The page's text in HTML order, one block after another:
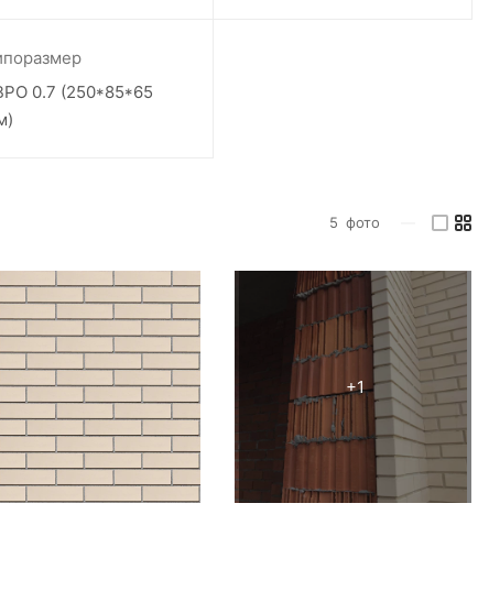
0.7 (250*85*65
5 фото